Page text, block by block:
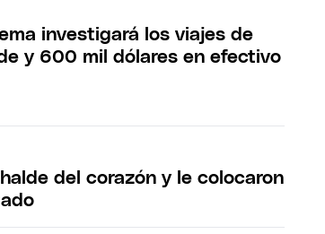
investigará los viajes de
y 600 mil dólares en efectivo
del corazón y le colocaron